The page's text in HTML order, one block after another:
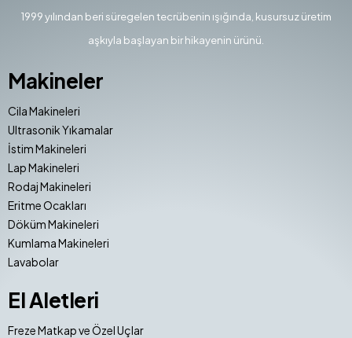
1999 yılından beri süregelen tecrübenin ışığında, kusursuz üretim
aşkıyla başlayan bir hikayenin ürünü.
Makineler
Cila Makineleri
Ultrasonik Yıkamalar
İstim Makineleri
Lap Makineleri
Rodaj Makineleri
Eritme Ocakları
Döküm Makineleri
Kumlama Makineleri
Lavabolar
El Aletleri
Freze Matkap ve Özel Uçlar